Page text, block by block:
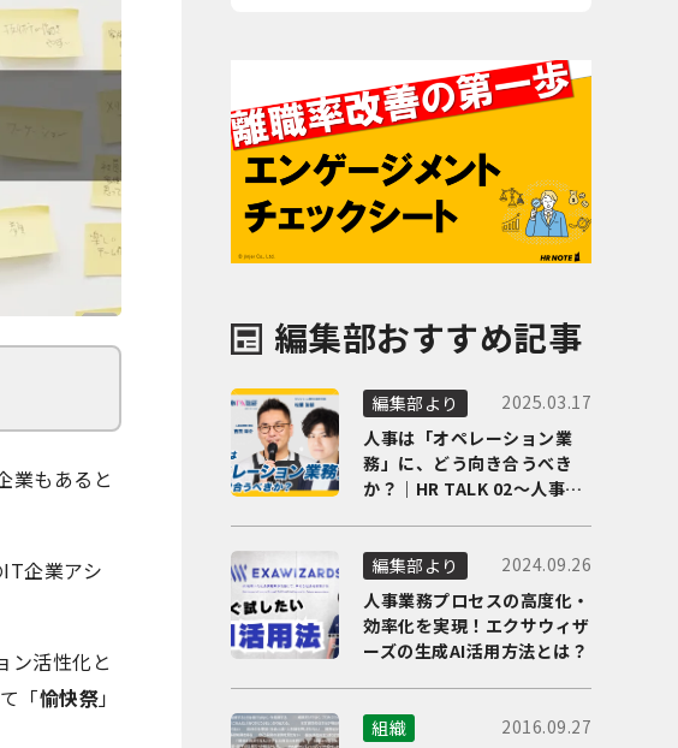
業もあると
企業アシ
ン活性化と
「愉快祭」
編集部おすすめ記事
編集部より
2025.03.17
人事は「オペレーション業
務」に、どう向き合うべき
か？｜HR TALK 02～人事DX
編集部より
2024.09.26
人事業務プロセスの高度化・
効率化を実現！エクサウィザ
ーズの生成AI活用方法とは？
組織
2016.09.27